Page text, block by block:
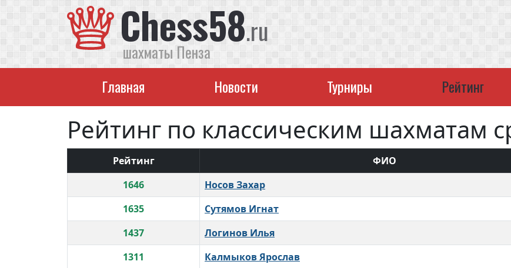
Chess58.ru
шахматы Пенза
Главная Новости Турниры Рейтинг
Рейтинг по классическим шахматам
Рейтинг ФИО
1646
Носов Захар
1635
Сутямов Игнат
1437
Логинов Илья
1311
Калмыков Ярослав